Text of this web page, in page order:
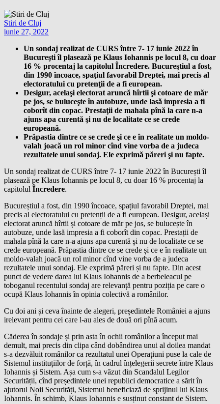
Stiri de Cluj
iunie 27, 2022
Un sondaj realizat de CURS între 7- 17 iunie 2022 în
Bucureşti îl plasează pe Klaus Iohannis pe locul 8, cu doar
16 % procentaj la capitolul Încredere. Bucureştiul a fost,
din 1990 încoace, spaţiul favorabil Dreptei, mai precis al
electoratului cu pretenţii de a fi european.
Desigur, acelaşi electorat aruncă hîrtii şi cotoare de măr
pe jos, se buluceşte în autobuze, unde lasă impresia a fi
coborît din copac. Prestaţii de mahala pînă la care n-a
ajuns apa curentă şi nu de localitate ce se crede
europeană.
Prăpastia dintre ce se crede şi ce e în realitate un moldo-
valah joacă un rol minor cînd vine vorba de a judeca
rezultatele unui sondaj. Ele exprimă păreri şi nu fapte.
Un sondaj realizat de CURS între 7- 17 iunie 2022 în București îl
plasează pe Klaus Iohannis pe locul 8, cu doar 16 % procentaj la
capitolul Încredere.
Bucureștiul a fost, din 1990 încoace, spațiul favorabil Dreptei, mai
precis al electoratului cu pretenții de a fi european. Desigur, același
electorat aruncă hîrtii și cotoare de măr pe jos, se bulucește în
autobuze, unde lasă impresia a fi coborît din copac. Prestații de
mahala pînă la care n-a ajuns apa curentă și nu de localitate ce se
crede europeană. Prăpastia dintre ce se crede și ce e în realitate un
moldo-valah joacă un rol minor cînd vine vorba de a judeca
rezultatele unui sondaj. Ele exprimă păreri și nu fapte. Din acest
punct de vedere darea lui Klaus Iohannis de a berbeleacul pe
toboganul recentului sondaj are relevanță pentru poziția pe care o
ocupă Klaus Iohannis în opinia colectivă a românilor.
Cu doi ani și ceva înainte de alegeri, președintele României a ajuns
irelevant pentru cei care l-au ales de două ori pînă acum.
Căderea în sondaje și prin asta în ochii românilor a început mai
demult, mai precis din clipa când dobândirea unui al doilea mandat
s-a dezvăluit românilor ca rezultatul unei Operațiuni puse la cale de
Sistemul instituțiilor de forță, în cadrul înțelegerii secrete între Klaus
Iohannis și Sistem. Așa cum s-a văzut din Scandalul Legilor
Securității, cînd președintele unei republici democratice a sărit în
ajutorul Noii Securități, Sistemul beneficiază de sprijinul lui Klaus
Iohannis. În schimb, Klaus Iohannis e susținut constant de Sistem.